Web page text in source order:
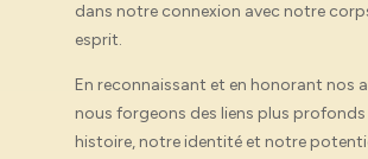
dans notre connexion avec notre
esprit.
En reconnaissant et en honorant nos
nous forgeons des liens plus
histoire, notre identité et notre